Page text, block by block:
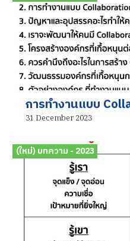
การทำงานแบบ
31 December 2023
(ใหม่) บทความ - 2023